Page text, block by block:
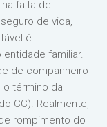
falta de
de vida,
é
familiar.
de companheiro
término da
CC). Realmente,
rompimento do